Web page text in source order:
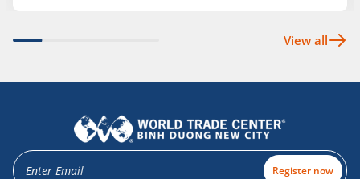
View all
Register now